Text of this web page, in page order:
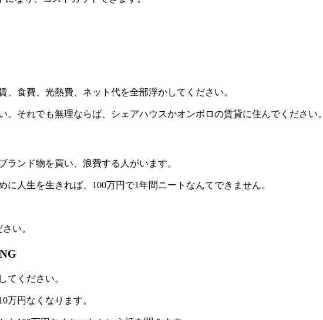
食費、光熱費、ネット代を全部浮かしてください。
それでも無理ならば、シェアハウスかオンボロの賃貸に住んでください。
ンド物を買い、浪費する人がいます。
人生を生きれば、100万円で1年間ニートなんてできません。
い。
てください。
万円なくなります。